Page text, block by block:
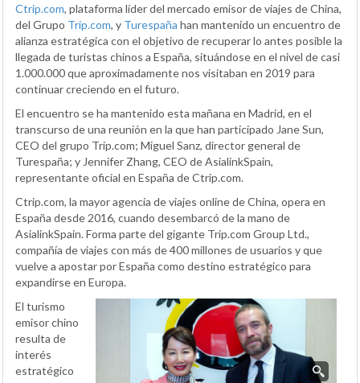
Ctrip.com, plataforma líder del mercado emisor de viajes de China,
del Grupo Trip.com, y Turespaña han mantenido un encuentro de
alianza estratégica con el objetivo de recuperar lo antes posible la
llegada de turistas chinos a España, situándose en el nivel de casi
1.000.000 que aproximadamente nos visitaban en 2019 para
continuar creciendo en el futuro.
El encuentro se ha mantenido esta mañana en Madrid, en el
transcurso de una reunión en la que han participado Jane Sun,
CEO del grupo Trip.com; Miguel Sanz, director general de
Turespaña; y Jennifer Zhang, CEO de AsialinkSpain,
representante oficial en España de Ctrip.com.
Ctrip.com, la mayor agencia de viajes online de China, opera en
España desde 2016, cuando desembarcó de la mano de
AsialinkSpain. Forma parte del gigante Trip.com Group Ltd.,
compañía de viajes con más de 400 millones de usuarios y que
vuelve a apostar por España como destino estratégico para
expandirse en Europa.
El turismo
emisor chino
resulta de
interés
estratégico